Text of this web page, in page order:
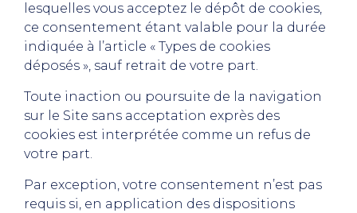
lesquelles vous acceptez le dépôt de cookies,
ce consentement étant valable pour la durée
indiquée à l’article « Types de cookies
déposés », sauf retrait de votre part.
Toute inaction ou poursuite de la navigation
sur le Site sans acceptation exprès des
cookies est interprétée comme un refus de
votre part.
Par exception, votre consentement n’est pas
requis si, en application des dispositions